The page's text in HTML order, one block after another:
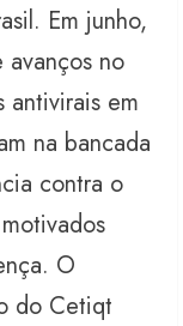
Em junho,
avanços no
antivirais em
na bancada
contra o
O
do Cetiqt